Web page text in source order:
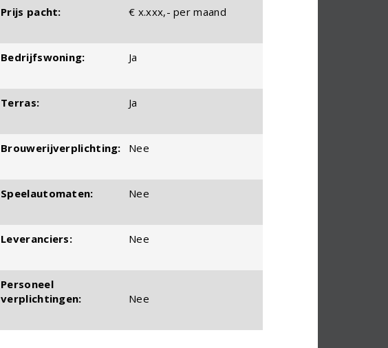
Prijs pacht: € x.xxx,- per maand
Bedrijfswoning: Ja
Terras: Ja
Brouwerijverplichting: Nee
Speelautomaten: Nee
Leveranciers: Nee
Personeel
verplichtingen:
Nee